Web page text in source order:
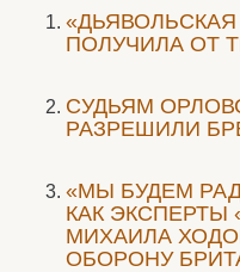
«ДЬЯВОЛЬСКАЯ
ПОЛУЧИЛА ОТ
CУДЬЯМ
РАЗРЕШИЛИ
«МЫ БУДЕМ
КАК ЭКСПЕРТЫ
МИХАИЛА
ОБОРОНУ